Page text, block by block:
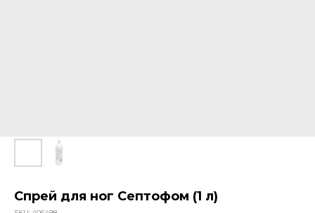
Спрей для ног Септофом (1 л)